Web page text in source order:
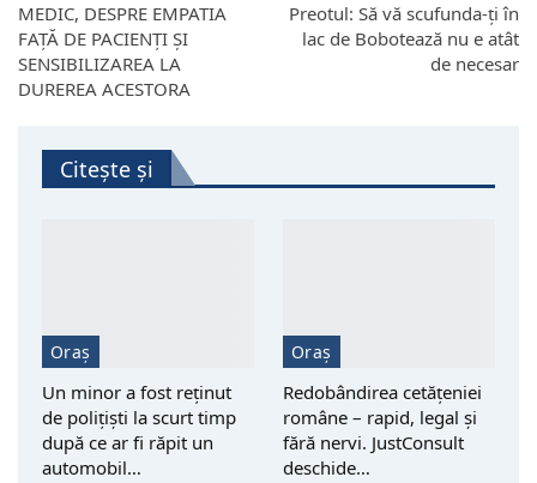
MEDIC, DESPRE EMPATIA
FAȚĂ DE PACIENȚI ȘI
SENSIBILIZAREA LA
DUREREA ACESTORA
Preotul: Să vă scufunda-ți în
lac de Bobotează nu e atât
de necesar
Citește și
Oraș
Un minor a fost reţinut
de polițiști la scurt timp
după ce ar fi răpit un
automobil…
Oraș
Redobândirea cetățeniei
române – rapid, legal și
fără nervi. JustConsult
deschide…